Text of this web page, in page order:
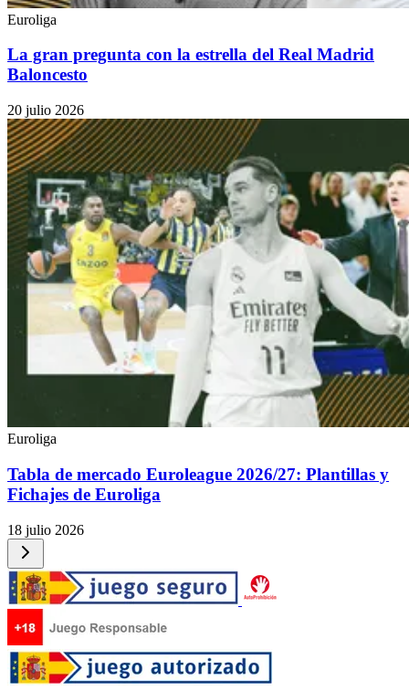
Euroliga
La gran pregunta con la estrella del Real Madrid
Baloncesto
20 julio 2026
Euroliga
Tabla de mercado Euroleague 2026/27: Plantillas y
Fichajes de Euroliga
18 julio 2026